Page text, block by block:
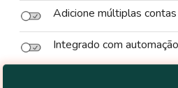
Adicione múltiplas
Integrado com automação